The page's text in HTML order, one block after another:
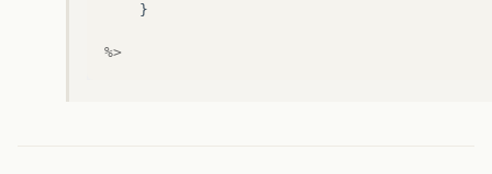
}
%>